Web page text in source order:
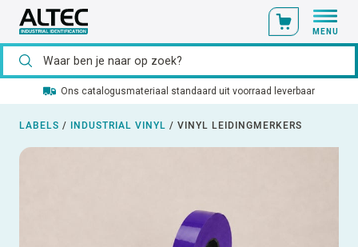
MENU
Ons catalogusmateriaal standaard uit voorraad leverbaar
LABELS / INDUSTRIAL VINYL / VINYL LEIDINGMERKERS